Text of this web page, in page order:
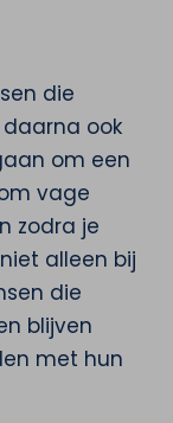
die
ook
om een
vage
zodra je
alleen bij
die
blijven
met hun